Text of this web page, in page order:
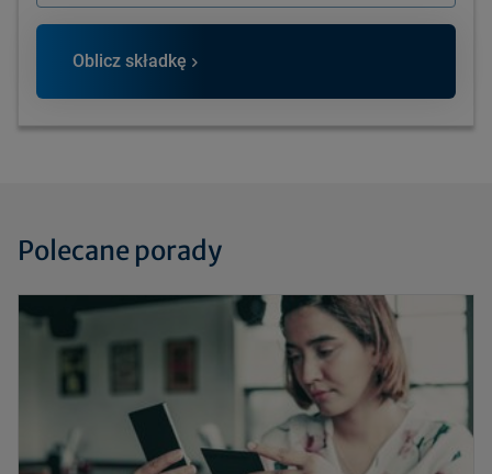
Oblicz składkę
Polecane porady